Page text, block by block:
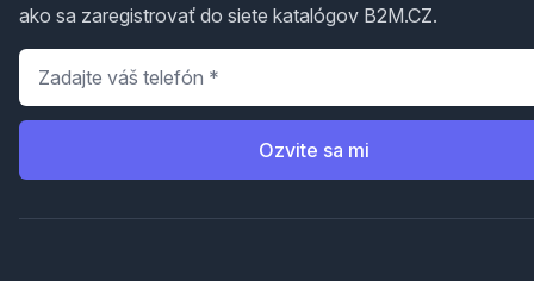
ako sa zaregistrovať do siete katalógov B2M.CZ.
Telefón
Ozvite sa mi